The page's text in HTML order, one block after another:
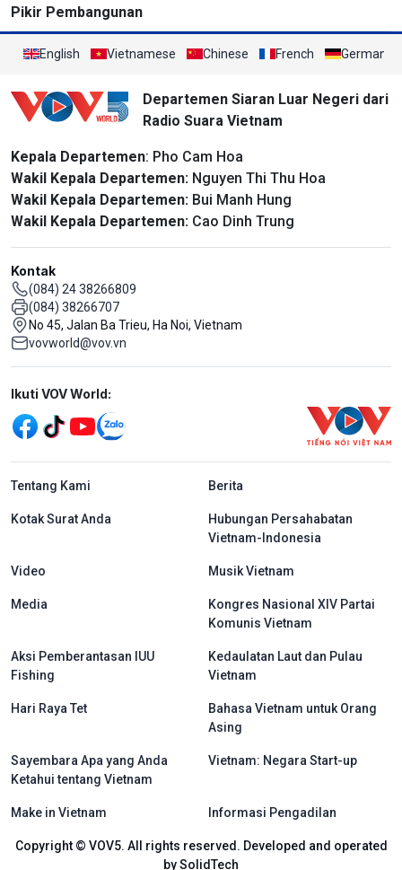
Pikir Pembangunan
English Vietnamese Chinese French German
Departemen Siaran Luar Negeri dari
Radio Suara Vietnam
Kepala Departemen: Pho Cam Hoa
Wakil Kepala Departemen: Nguyen Thi Thu Hoa
Wakil Kepala Departemen: Bui Manh Hung
Wakil Kepala Departemen: Cao Dinh Trung
Kontak
(084) 24 38266809
(084) 38266707
No 45, Jalan Ba Trieu, Ha Noi, Vietnam
vovworld@vov.vn
Mạng xã hội
Ikuti VOV World:
menu footer tiếng Indo
Tentang Kami Berita
Kotak Surat Anda
Hubungan Persahabatan
Vietnam-Indonesia
Video Musik Vietnam
Media
Kongres Nasional XIV Partai
Komunis Vietnam
Aksi Pemberantasan IUU
Fishing
Kedaulatan Laut dan Pulau
Vietnam
Hari Raya Tet
Bahasa Vietnam untuk Orang
Asing
Sayembara Apa yang Anda
Ketahui tentang Vietnam
Vietnam: Negara Start-up
Make in Vietnam Informasi Pengadilan
Copyright © VOV5. All rights reserved. Developed and operated
by SolidTech